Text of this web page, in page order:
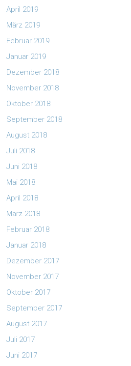
April 2019
März 2019
Februar 2019
Januar 2019
Dezember 2018
November 2018
Oktober 2018
September 2018
August 2018
Juli 2018
Juni 2018
Mai 2018
April 2018
März 2018
Februar 2018
Januar 2018
Dezember 2017
November 2017
Oktober 2017
September 2017
August 2017
Juli 2017
Juni 2017